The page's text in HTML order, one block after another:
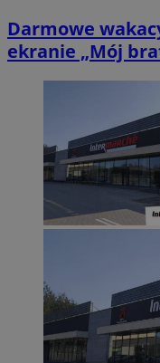
Darmowe
ekranie „Mój